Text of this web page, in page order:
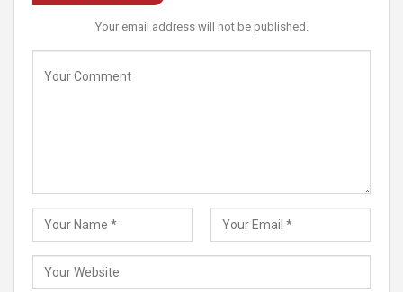
Your email address will not be published.